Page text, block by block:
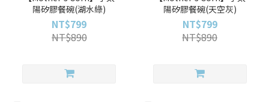
陽矽膠餐碗(湖水綠)
NT$799
NT$890
陽矽膠餐碗(天空灰)
NT$799
NT$890